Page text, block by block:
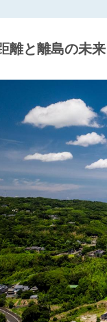
離と離島の未来